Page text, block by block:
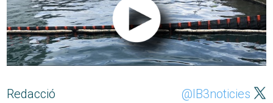
Redacció @IB3noticies